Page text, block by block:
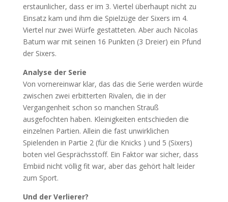
erstaunlicher, dass er im 3. Viertel überhaupt nicht zu
Einsatz kam und ihm die Spielzüge der Sixers im 4.
Viertel nur zwei Würfe gestatteten. Aber auch Nicolas
Batum war mit seinen 16 Punkten (3 Dreier) ein Pfund
der Sixers.
Analyse der Serie
Von vornereinwar klar, das das die Serie werden würde
zwischen zwei erbitterten Rivalen, die in der
Vergangenheit schon so manchen Strauß
ausgefochten haben. Kleinigkeiten entschieden die
einzelnen Partien. Allein die fast unwirklichen
Spielenden in Partie 2 (für die Knicks ) und 5 (Sixers)
boten viel Gesprächsstoff. Ein Faktor war sicher, dass
Embiid nicht völlig fit war, aber das gehört halt leider
zum Sport.
Und der Verlierer?